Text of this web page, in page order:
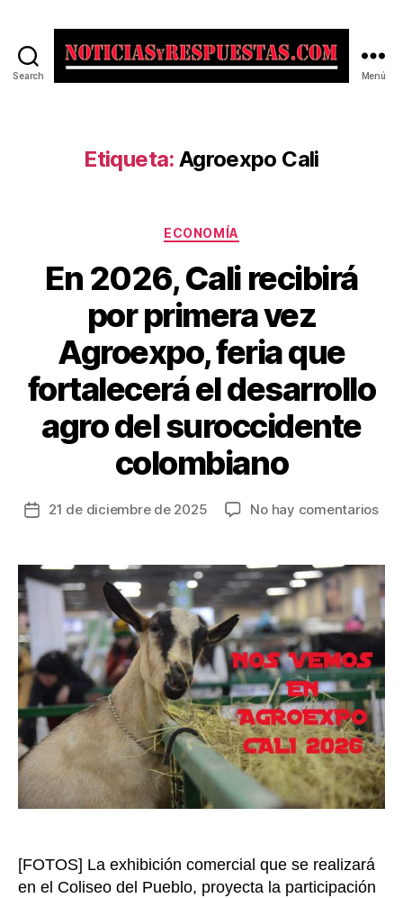
Search Menú
Etiqueta: Agroexpo Cali
Categorías
ECONOMÍA
En 2026, Cali recibirá
por primera vez
Agroexpo, feria que
fortalecerá el desarrollo
agro del suroccidente
colombiano
Fecha
entrada
21 de diciembre de 2025 No hay comentariosen
Cali
por
que
el
del
[FOTOS] La exhibición comercial que se realizará
en el Coliseo del Pueblo, proyecta la participación